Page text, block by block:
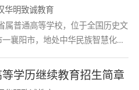
理专业属经管类，文史类
生。学习形式为非脱
华明致诚教育
襄阳市，地处中华民族智慧化身
学历继续教育招生简章